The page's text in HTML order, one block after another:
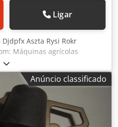
Ligar
Djdpfx Aszta Rysi Rokr
Máquinas agrícolas
Anúncio classificado